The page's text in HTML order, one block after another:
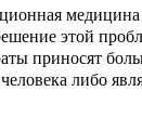
медицина
этой
приносят
либо